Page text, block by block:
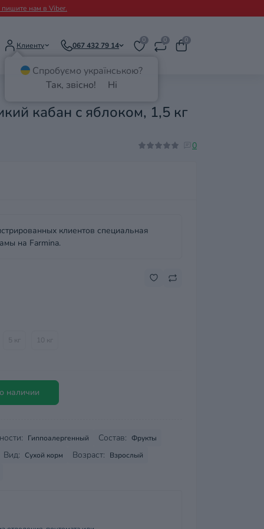
нам в Viber.
Клиенту 067 432 79 14
0 0 0
кабан с яблоком, 1,5 кг
0
клиентов специальная
на Farmina.
5 кг 10 кг
наличии
Гиппоалергенный Состав: Фрукты
Вид: Сухой корм Возраст: Взрослый
Спробуємо українською?
Так, звісно!
Ні